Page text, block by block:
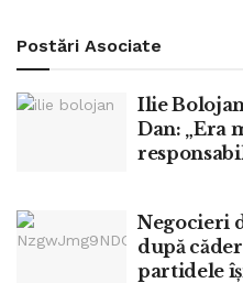
Postări Asociate
Ilie
Dan: „Era
Negocieri
după
partidele